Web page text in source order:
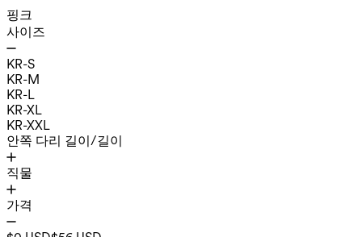
핑크
사이즈
KR-S
KR-M
KR-L
KR-XL
KR-XXL
안쪽 다리 길이/길이
직물
가격